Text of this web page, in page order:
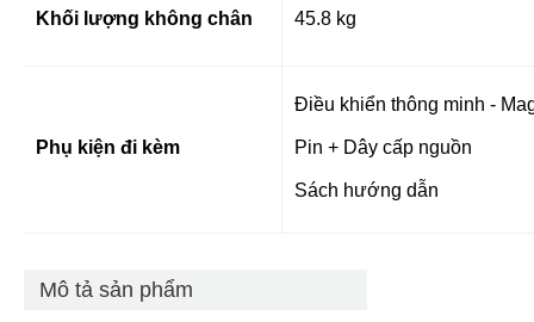
Khối lượng không chân 45.8 kg
Phụ kiện đi kèm
Điều khiển thông minh -
Pin + Dây cấp nguồn
Sách hướng dẫn
Mô tả sản phẩm